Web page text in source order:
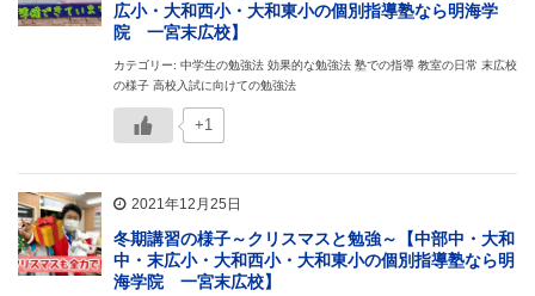
広小・大和西小・大和東小の個別指導塾なら明海学
院 一宮末広校】
カテゴリー: 中学生の勉強法 効果的な勉強法 塾での指導 教室の日常 末広校
の様子 高校入試に向けての勉強法
+1
2021年12月25日
冬期講習の様子～クリスマスと勉強～【中部中・大和
中・末広小・大和西小・大和東小の個別指導塾なら明
海学院 一宮末広校】